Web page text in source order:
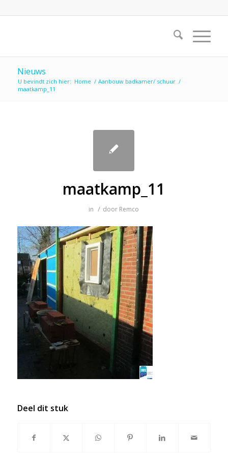
Nieuws
U bevindt zich hier: Home / Aanbouw badkamer/ schuur /
maatkamp_11
maatkamp_11
in / door Remco
Deel dit stuk